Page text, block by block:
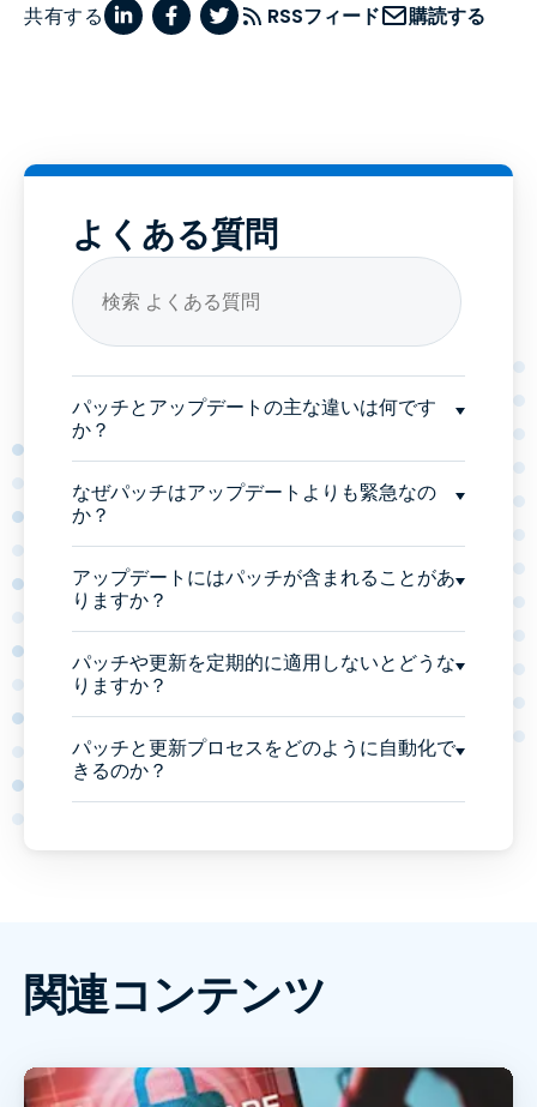
共有する RSSフィード 購読する
よくある質問
パッチとアップデートの主な違いは何です
か？
なぜパッチはアップデートよりも緊急なの
か？
アップデートにはパッチが含まれることがあ
りますか？
パッチや更新を定期的に適用しないとどうな
りますか？
パッチと更新プロセスをどのように自動化で
きるのか？
関連コンテンツ